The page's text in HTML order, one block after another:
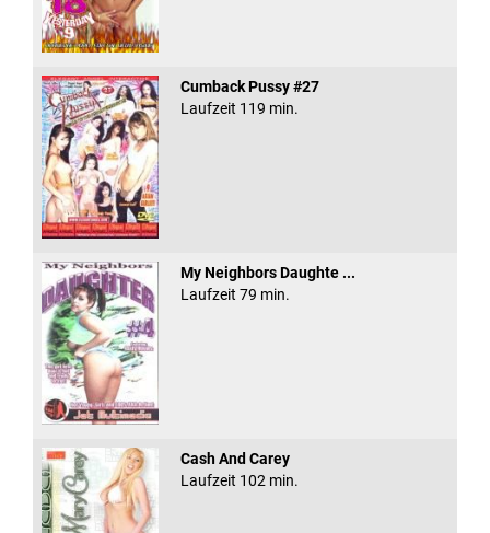
Cumback Pussy #27
Laufzeit 119 min.
My Neighbors Daughte ...
Laufzeit 79 min.
Cash And Carey
Laufzeit 102 min.